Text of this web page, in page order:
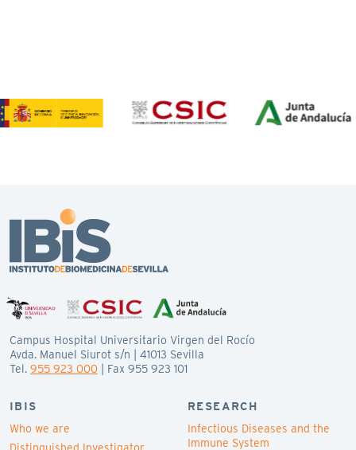
Campus Hospital Universitario Virgen del Rocío
Avda. Manuel Siurot s/n | 41013 Sevilla
Tel. 955 923 000 | Fax 955 923 101
IBIS
Who we are
Distinguished Investigator
RESEARCH
Infectious Diseases and the
Immune System